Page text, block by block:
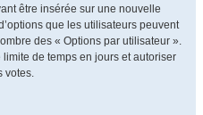
être insérée sur une nouvelle
que les utilisateurs peuvent
des « Options par utilisateur ».
de temps en jours et autoriser
votes.